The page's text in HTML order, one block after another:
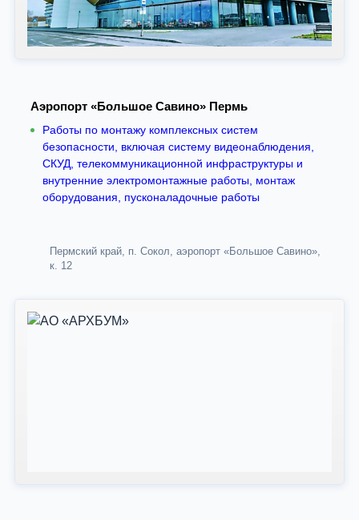
Аэропорт «Большое Савино» Пермь
Работы по монтажу комплексных систем
безопасности, включая систему видеонаблюдения,
СКУД, телекоммуникационной инфраструктуры и
внутренние электромонтажные работы, монтаж
оборудования, пусконаладочные работы
Пермский край, п. Сокол, аэропорт «Большое Савино»,
к. 12